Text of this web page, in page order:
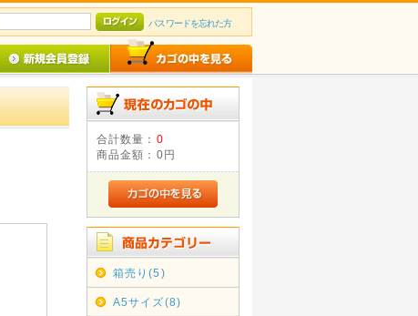
パスワードを忘れた方
合計数量： 0
商品金額： 0円
箱売り(5)
A5サイズ(8)